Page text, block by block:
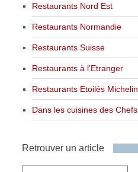
Restaurants Nord Est
Restaurants Normandie
Restaurants Suisse
Restaurants à l’Etranger
Restaurants Etoilés Michelin
Dans les cuisines des Chefs
Retrouver un article